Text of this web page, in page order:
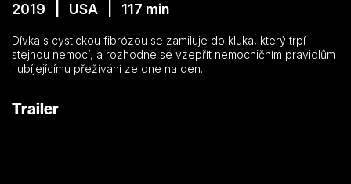
2019 | USA | 117 min
Dívka s cystickou fibrózou se zamiluje do kluka, který trpí
stejnou nemocí, a rozhodne se vzepřít nemocničním pravidlům
i ubíjejícímu přežívání ze dne na den.
Trailer